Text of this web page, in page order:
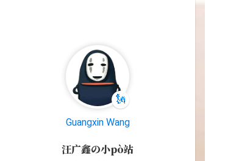
🗽
Guangxin Wang
汪广鑫の小pò站